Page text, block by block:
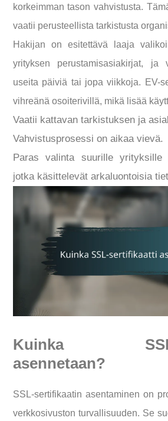
korkeimman tason vahvistusta.
vaatii perusteellista tarkistusta
Hakijan on esitettävä laaja
yrityksen perustamisasiakirjat, ja
useita päiviä tai jopa viikkoja. EV-
vihreänä osoiterivillä, mikä lisää
Vaatii kattavan tarkistuksen ja
Vahvistusprosessi on aikaa vievä.
Paras valinta suurille yrityksille
jotka käsittelevät arkaluontoisia
Kuinka SSL-
asennetaan?
SSL-sertifikaatin asentaminen on
verkkosivuston turvallisuuden. Se